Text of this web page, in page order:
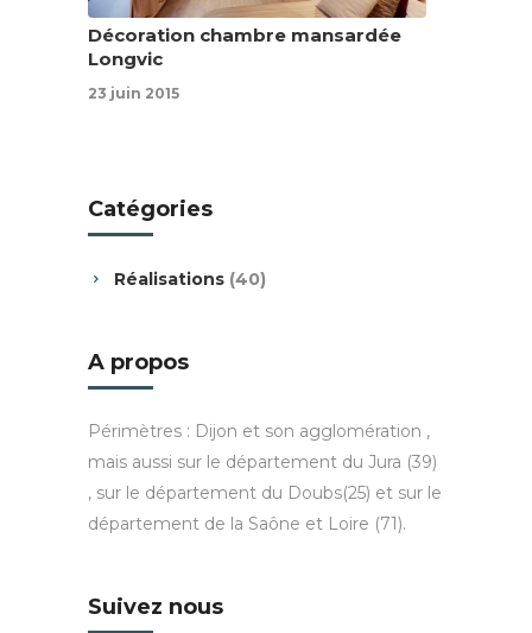
Décoration chambre mansardée
Longvic
23 juin 2015
Catégories
Réalisations (40)
A propos
Périmètres : Dijon et son agglomération ,
mais aussi sur le département du Jura (39)
, sur le département du Doubs(25) et sur le
département de la Saône et Loire (71).
Suivez nous